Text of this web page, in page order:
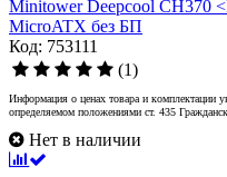
Minitower Deepcool CH370
MicroATX без БП
Код: 753111
(1)
Информация о ценах товара и комплектации
определяемом положениями ст. 435
Нет в наличии